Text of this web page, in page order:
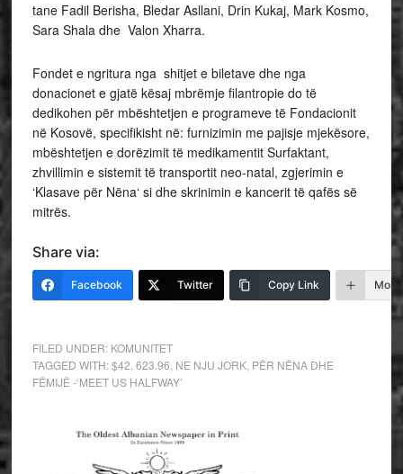
tane Fadil Berisha, Bledar Asllani, Drin Kukaj, Mark Kosmo,
Sara Shala dhe Valon Xharra.
Fondet e ngritura nga shitjet e biletave dhe nga
donacionet e gjatë kësaj mbrëmje filantropie do të
dedikohen për mbështetjen e programeve të Fondacionit
në Kosovë, specifikisht në: furnizimin me pajisje mjekësore,
mbështetjen e dorëzimit të medikamentit Surfaktant,
zhvillimin e sistemit të transportit neo-natal, zgjerimin e
‘Klasave për Nëna‘ si dhe skrinimin e kancerit të qafës së
mitrës.
Share via:
Facebook Twitter Copy Link More
FILED UNDER: KOMUNITET
TAGGED WITH:$42 623.96 NE NJU JORK, PËR NËNA DHE
FËMIJË -‘MEET US HALFWAY’